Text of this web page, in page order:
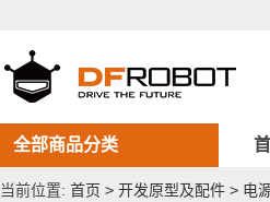
Zero/Zero
W
microUSB
Hub
分
线
器
全部商品分类
当前位置: 首页 > 开发原型及配件 > 电